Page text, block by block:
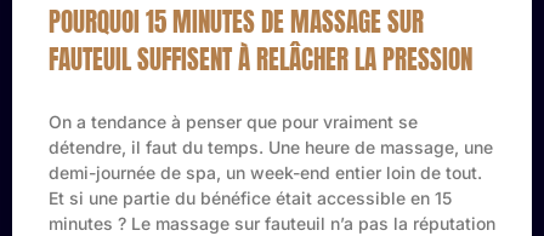
POURQUOI 15 MINUTES DE MASSAGE SUR
FAUTEUIL SUFFISENT À RELÂCHER LA PRESSION
On a tendance à penser que pour vraiment se
détendre, il faut du temps. Une heure de massage, une
demi-journée de spa, un week-end entier loin de tout.
Et si une partie du bénéfice était accessible en 15
minutes ? Le massage sur fauteuil n’a pas la réputation